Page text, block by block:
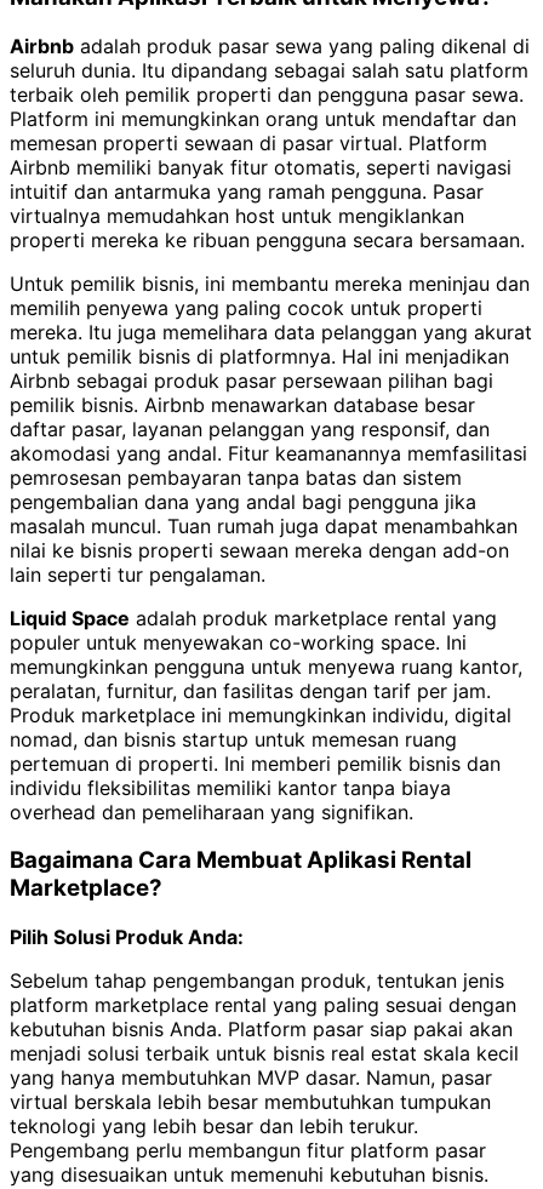
Airbnb adalah produk pasar sewa yang paling dikenal di
seluruh dunia. Itu dipandang sebagai salah satu platform
terbaik oleh pemilik properti dan pengguna pasar sewa.
Platform ini memungkinkan orang untuk mendaftar dan
memesan properti sewaan di pasar virtual. Platform
Airbnb memiliki banyak fitur otomatis, seperti navigasi
intuitif dan antarmuka yang ramah pengguna. Pasar
virtualnya memudahkan host untuk mengiklankan
properti mereka ke ribuan pengguna secara bersamaan.
Untuk pemilik bisnis, ini membantu mereka meninjau dan
memilih penyewa yang paling cocok untuk properti
mereka. Itu juga memelihara data pelanggan yang akurat
untuk pemilik bisnis di platformnya. Hal ini menjadikan
Airbnb sebagai produk pasar persewaan pilihan bagi
pemilik bisnis. Airbnb menawarkan database besar
daftar pasar, layanan pelanggan yang responsif, dan
akomodasi yang andal. Fitur keamanannya memfasilitasi
pemrosesan pembayaran tanpa batas dan sistem
pengembalian dana yang andal bagi pengguna jika
masalah muncul. Tuan rumah juga dapat menambahkan
nilai ke bisnis properti sewaan mereka dengan add-on
lain seperti tur pengalaman.
Liquid Space adalah produk marketplace rental yang
populer untuk menyewakan co-working space. Ini
memungkinkan pengguna untuk menyewa ruang kantor,
peralatan, furnitur, dan fasilitas dengan tarif per jam.
Produk marketplace ini memungkinkan individu, digital
nomad, dan bisnis startup untuk memesan ruang
pertemuan di properti. Ini memberi pemilik bisnis dan
individu fleksibilitas memiliki kantor tanpa biaya
overhead dan pemeliharaan yang signifikan.
Bagaimana Cara Membuat Aplikasi Rental
Marketplace?
Pilih Solusi Produk Anda:
Sebelum tahap pengembangan produk, tentukan jenis
platform marketplace rental yang paling sesuai dengan
kebutuhan bisnis Anda. Platform pasar siap pakai akan
menjadi solusi terbaik untuk bisnis real estat skala kecil
yang hanya membutuhkan MVP dasar. Namun, pasar
virtual berskala lebih besar membutuhkan tumpukan
teknologi yang lebih besar dan lebih terukur.
Pengembang perlu membangun fitur platform pasar
yang disesuaikan untuk memenuhi kebutuhan bisnis.